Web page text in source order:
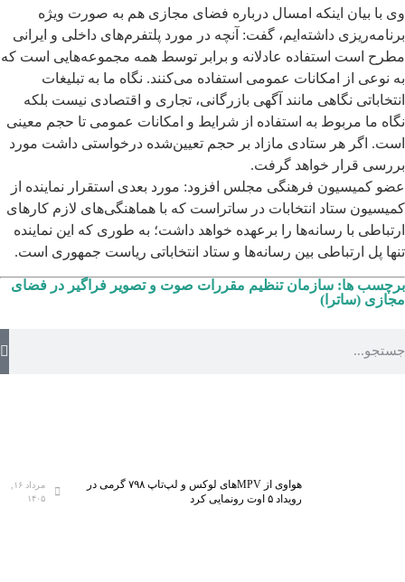
وی با بیان اینکه امسال درباره فضای مجازی هم به صورت ویژه
برنامه‌ریزی داشته‌ایم، گفت: آنچه در مورد پلتفرم‌های داخلی و ایرانی
مطرح است استفاده عادلانه و برابر توسط همه مجموعه‌هایی است که
به نوعی از امکانات عمومی استفاده می‌کنند. نگاه ما به تبلیغات
انتخاباتی نگاهی مانند آگهی بازرگانی، تجاری و اقتصادی نیست بلکه
نگاه ما مربوط به استفاده از شرایط و امکانات عمومی تا حجم معینی
است. اگر هر ستادی مازاد بر حجم تعیین‌شده درخواستی داشت مورد
بررسی قرار خواهد گرفت.
عضو کمیسیون فرهنگی مجلس افزود: مورد بعدی استقرار نماینده از
کمیسیون ستاد انتخابات در ساتراست که با هماهنگی‌های لازم کارهای
ارتباطی با رسانه‌ها را برعهده خواهد داشت؛ به طوری که این نماینده
تنها پل ارتباطی بین رسانه‌ها و ستاد انتخاباتی ریاست جمهوری است.
برچسب ها: سازمان تنظیم مقررات صوت و تصویر فراگیر در فضای
مجازی (ساترا)
هواوی از MPVهای لوکس و لپ‌تاپ ۷۹۸ گرمی در
رویداد ۵ اوت رونمایی کرد
مرداد ۱۶,
۱۴۰۵